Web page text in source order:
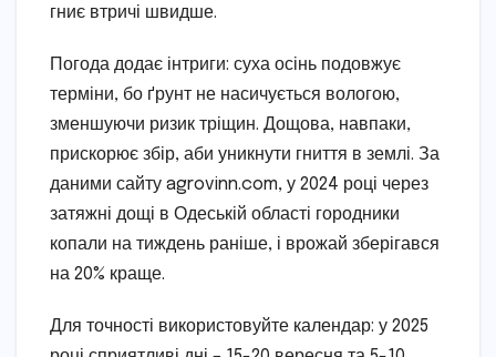
гниє втричі швидше.
Погода додає інтриги: суха осінь подовжує
терміни, бо ґрунт не насичується вологою,
зменшуючи ризик тріщин. Дощова, навпаки,
прискорює збір, аби уникнути гниття в землі. За
даними сайту agrovinn.com, у 2024 році через
затяжні дощі в Одеській області городники
копали на тиждень раніше, і врожай зберігався
на 20% краще.
Для точності використовуйте календар: у 2025